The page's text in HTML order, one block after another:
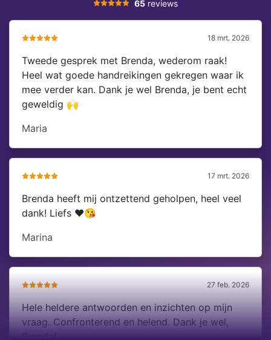
65 reviews
18 mrt. 2026
Tweede gesprek met Brenda, wederom raak!
Heel wat goede handreikingen gekregen waar ik
mee verder kan. Dank je wel Brenda, je bent echt
geweldig 🙌
Maria
17 mrt. 2026
Brenda heeft mij ontzettend geholpen, heel veel
dank! Liefs ❤️😘
Marina
27 feb. 2026
Hele heldere antwoorden en inzichten op mijn
vraag. Confronterend en helend. Dank je wel,